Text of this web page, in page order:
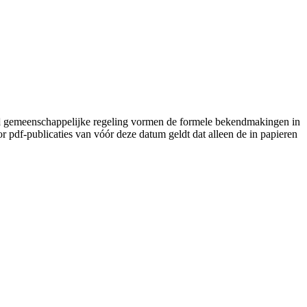
regeling vormen de formele bekendmakingen in
publicaties van vóór deze datum geldt dat alleen de in papieren